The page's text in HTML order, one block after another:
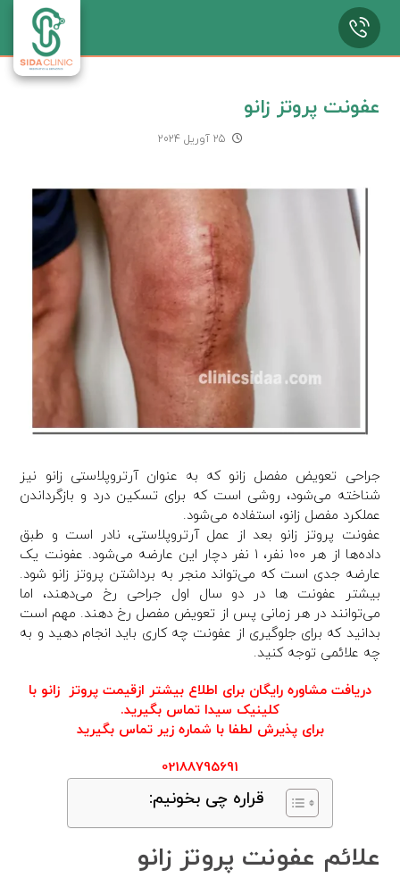
عفونت پروتز زانو
25 آوریل 2024
جراحی تعویض مفصل زانو که به عنوان آرتروپلاستی زانو نیز
شناخته می‌شود، روشی است که برای تسکین درد و بازگرداندن
عملکرد مفصل زانو، استفاده می‌شود.
عفونت پروتز زانو بعد از عمل آرتروپلاستی، نادر است و طبق
داده‌ها از هر ۱۰۰ نفر، ۱ نفر دچار این عارضه می‌شود. عفونت یک
عارضه جدی است که می‌تواند منجر به برداشتن پروتز زانو شود.
بیشتر عفونت ها در دو سال اول جراحی رخ می‌دهند، اما
می‌توانند در هر زمانی پس از تعویض مفصل رخ دهند. مهم است
بدانید که برای جلوگیری از عفونت چه کاری باید انجام دهید و به
چه علائمی توجه کنید.
دریافت مشاوره رایگان برای اطلاع بیشتر ازقیمت پروتز زانو با
کلینیک سیدا تماس بگیرید.
برای پذیرش لطفا با شماره زیر تماس بگیرید
02188795691
قراره چی بخونیم:
علائم عفونت پروتز زانو